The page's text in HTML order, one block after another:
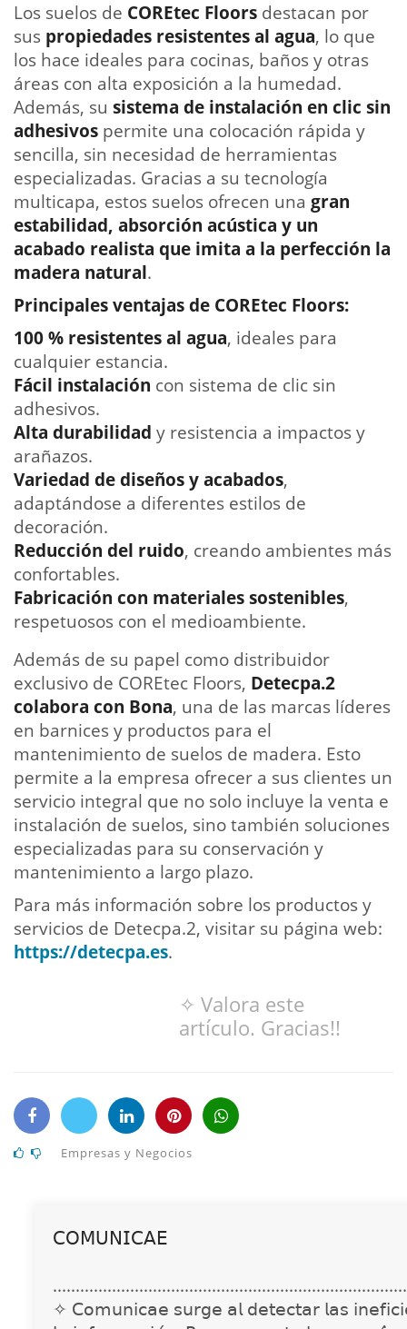
Los suelos de COREtec Floors destacan por
sus propiedades resistentes al agua, lo que
los hace ideales para cocinas, baños y otras
áreas con alta exposición a la humedad.
Además, su sistema de instalación en clic sin
adhesivos permite una colocación rápida y
sencilla, sin necesidad de herramientas
especializadas. Gracias a su tecnología
multicapa, estos suelos ofrecen una gran
estabilidad, absorción acústica y un
acabado realista que imita a la perfección la
madera natural.
Principales ventajas de COREtec Floors:
100 % resistentes al agua, ideales para
cualquier estancia.
Fácil instalación con sistema de clic sin
adhesivos.
Alta durabilidad y resistencia a impactos y
arañazos.
Variedad de diseños y acabados,
adaptándose a diferentes estilos de
decoración.
Reducción del ruido, creando ambientes más
confortables.
Fabricación con materiales sostenibles,
respetuosos con el medioambiente.
Además de su papel como distribuidor
exclusivo de COREtec Floors, Detecpa.2
colabora con Bona, una de las marcas líderes
en barnices y productos para el
mantenimiento de suelos de madera. Esto
permite a la empresa ofrecer a sus clientes un
servicio integral que no solo incluye la venta e
instalación de suelos, sino también soluciones
especializadas para su conservación y
mantenimiento a largo plazo.
Para más información sobre los productos y
servicios de Detecpa.2, visitar su página web:
https://detecpa.es.
✧ Valora este
artículo. Gracias!!
Empresas y Negocios
𝖢𝖮𝖬𝖴𝖭𝖨𝖢𝖠𝖤
✧ 𝖢𝗈𝗆𝗎𝗇𝗂𝖼𝖺𝖾 𝗌𝗎𝗋𝗀𝖾 𝖺𝗅 𝖽𝖾𝗍𝖾𝖼𝗍𝖺𝗋 𝗅𝖺𝗌